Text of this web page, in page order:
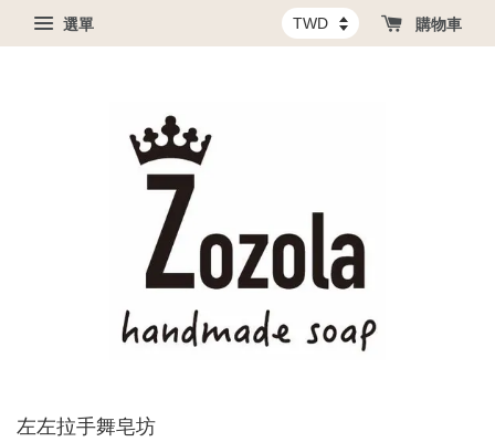
選單 購物車
左左拉手舞皂坊